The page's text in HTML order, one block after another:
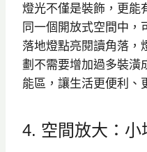
燈光不僅是裝飾，更能
同一個開放式空間中，
落地燈點亮閱讀角落，
劃不需要增加過多裝潢
能區，讓生活更便利、
4. 空間放大：小